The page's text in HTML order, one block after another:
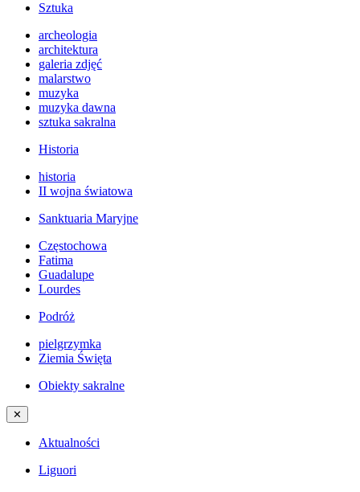
Sztuka
archeologia
architektura
galeria zdjęć
malarstwo
muzyka
muzyka dawna
sztuka sakralna
Historia
historia
II wojna światowa
Sanktuaria Maryjne
Częstochowa
Fatima
Guadalupe
Lourdes
Podróż
pielgrzymka
Ziemia Święta
Obiekty sakralne
✕
Aktualności
Liguori